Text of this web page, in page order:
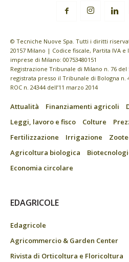
© Tecniche Nuove Spa. Tutti i diritti
20157 Milano | Codice fiscale, Partita IVA
imprese di Milano: 00753480151
Registrazione Tribunale di Milano n. 76
registrata presso il Tribunale di Bologna n.
ROC n. 24344 dell’11 marzo 2014
Attualità Finanziamenti agricoli
Leggi, lavoro e fisco
Colture
Fertilizzazione
Irrigazione
Agricoltura biologica
Economia circolare
EDAGRICOLE
Edagricole
Agricommercio & Garden Center
Rivista di Orticoltura e Floricoltura